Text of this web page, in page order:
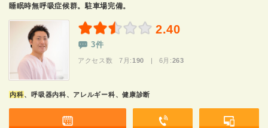
睡眠時無呼吸症候群。駐車場完備。
2.40
3件
アクセス数 7月: 190 | 6月:263
内科、呼吸器内科、アレルギー科、健康診断